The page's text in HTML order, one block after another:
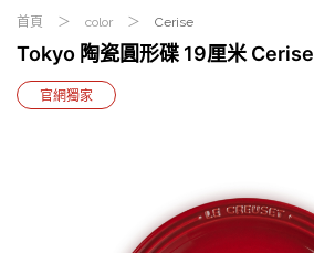
首頁 color Cerise
Tokyo 陶瓷圓形碟 19厘米 Cerise
官網獨家